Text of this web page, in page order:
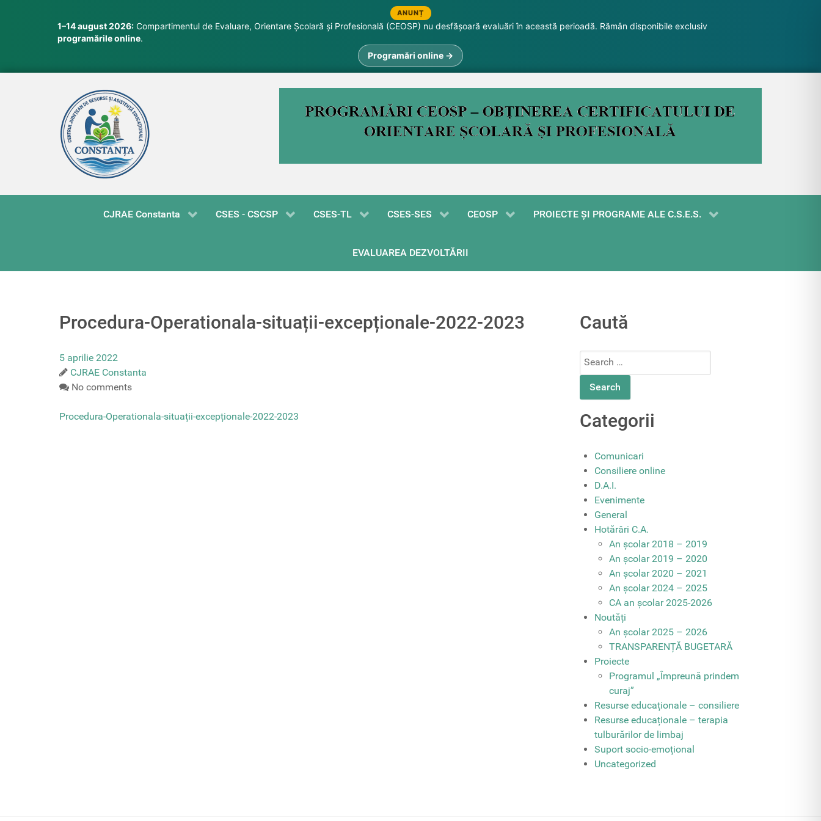
ANUNȚ
1–14 august 2026: Compartimentul de Evaluare, Orientare Școlară și Profesională (CEOSP) nu desfășoară evaluări în această perioadă. Rămân disponibile exclusiv
programările online.
Programări online →
CJRAE Constanta CSES - CSCSP CSES-TL CSES-SES CEOSP PROIECTE ŞI PROGRAME ALE C.S.E.S.
EVALUAREA DEZVOLTĂRII
Procedura-Operationala-situații-excepționale-2022-2023
5 aprilie 2022
CJRAE Constanta
No comments
Procedura-Operationala-situații-excepționale-2022-2023
Caută
Search
Categorii
Comunicari
Consiliere online
D.A.I.
Evenimente
General
Hotărâri C.A.
An școlar 2018 – 2019
An școlar 2019 – 2020
An școlar 2020 – 2021
An școlar 2024 – 2025
CA an școlar 2025-2026
Noutăți
An școlar 2025 – 2026
TRANSPARENȚĂ BUGETARĂ
Proiecte
Programul „Împreună prindem
curaj”
Resurse educaționale – consiliere
Resurse educaționale – terapia
tulburărilor de limbaj
Suport socio-emoțional
Uncategorized